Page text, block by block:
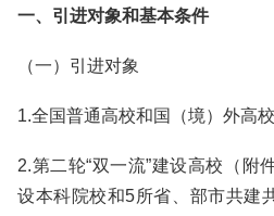
一、引进对象和基本条件
（一）引进对象
1.全国普通高校和国（境）外高
2.第二轮“双一流”建设高校（附
设本科院校和5所省、部市共建